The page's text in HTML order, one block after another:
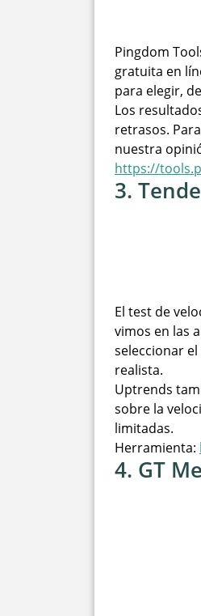
Pingdom
gratuita en
para elegir,
Los
retrasos.
nuestra
https://
3.
El test de
vimos en las
seleccionar
realista.
Uptrends
sobre la
limitadas.
Herramienta:
4. GT